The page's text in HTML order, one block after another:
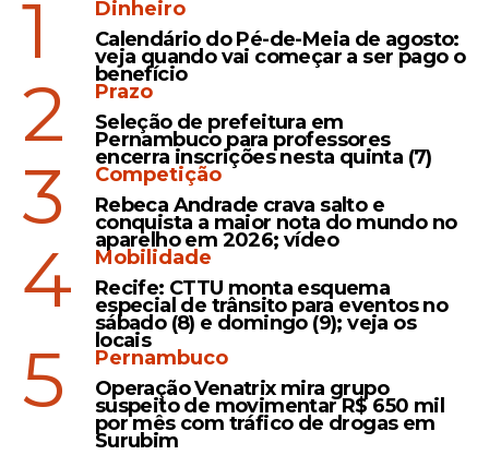
FMO, SBD e Oxford: como
Pernambuco se tornou um
polo de excelência
endócrino no Brasil
Veja Também
Já o Coordenador do curso de Medicina da
FMO, Dr Lucio Vilar, ressaltou o pioneirismo
do evento e o interesse dos participantes
do congresso.
1
Dinheiro
Calendário do Pé-de-Meia de agosto:
veja quando vai começar a ser pago o
benefício
2
Prazo
Seleção de prefeitura em
Pernambuco para professores
encerra inscrições nesta quinta (7)
3
Competição
Rebeca Andrade crava salto e
conquista a maior nota do mundo no
aparelho em 2026; vídeo
4
Mobilidade
Recife: CTTU monta esquema
especial de trânsito para eventos no
sábado (8) e domingo (9); veja os
locais
5
Pernambuco
Operação Venatrix mira grupo
suspeito de movimentar R$ 650 mil
por mês com tráfico de drogas em
Surubim